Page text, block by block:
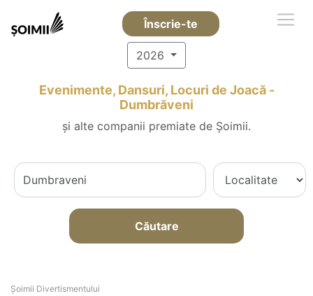
Înscrie-te
2026
Evenimente, Dansuri, Locuri de Joacă -
Dumbrăveni
și alte companii premiate de Șoimii.
Căutare
Şoimii Divertismentului